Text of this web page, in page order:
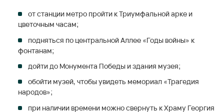
от станции метро пройти к Триумфальной арке и
цветочным часам;
подняться по центральной Аллее «Годы войны» к
фонтанам;
дойти до Монумента Победы и здания музея;
обойти музей, чтобы увидеть мемориал «Трагедия
народов»;
при наличии времени можно свернуть к Храму Георгия